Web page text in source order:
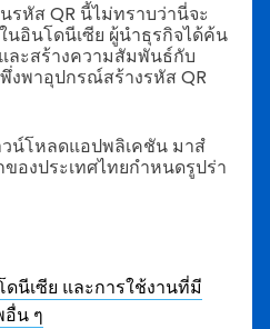
รหัส QR นี้ไม่ทราบว่านี่จะ
นอินโดนีเซีย ผู้นำธุรกิจได้ค้น
ละสร้างความสัมพันธ์กับ
งพาอุปกรณ์สร้างรหัส QR
วน์โหลดแอปพลิเคชัน มาสํ
องประเทศไทยกําหนดรูปร่า
ดนีเซีย และการใช้งานที่มี
น ๆ